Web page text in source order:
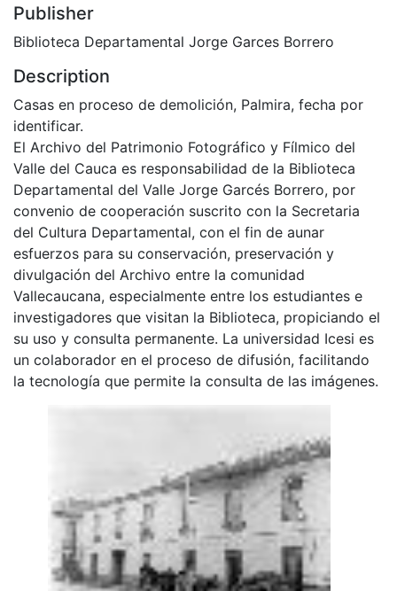
Publisher
Biblioteca Departamental Jorge Garces Borrero
Description
Casas en proceso de demolición, Palmira, fecha por
identificar.
El Archivo del Patrimonio Fotográfico y Fílmico del
Valle del Cauca es responsabilidad de la Biblioteca
Departamental del Valle Jorge Garcés Borrero, por
convenio de cooperación suscrito con la Secretaria
del Cultura Departamental, con el fin de aunar
esfuerzos para su conservación, preservación y
divulgación del Archivo entre la comunidad
Vallecaucana, especialmente entre los estudiantes e
investigadores que visitan la Biblioteca, propiciando el
su uso y consulta permanente. La universidad Icesi es
un colaborador en el proceso de difusión, facilitando
la tecnología que permite la consulta de las imágenes.